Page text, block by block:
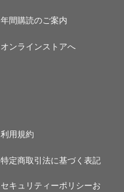
年間購読のご案内
オンラインストアへ
利用規約
特定商取引法に基づく表記
セキュリティーポリシーお